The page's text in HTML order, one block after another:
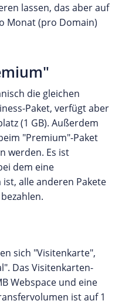
lassen, das aber auf
Monat (pro Domain)
die gleichen
Paket, verfügt aber
(1 GB). Außerdem
"Premium"-Paket
werden. Es ist
dem eine
alle anderen Pakete
sich "Visitenkarte",
Das Visitenkarten-
Webspace und eine
ist auf 1